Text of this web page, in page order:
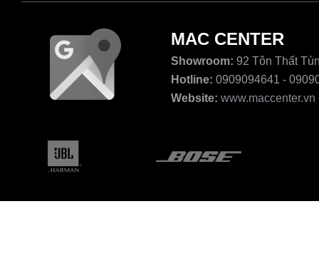
MAC CENTER
Showroom: 92 Tôn Thất
Hotline: 0909094641 -
Website: www.maccenter.vn